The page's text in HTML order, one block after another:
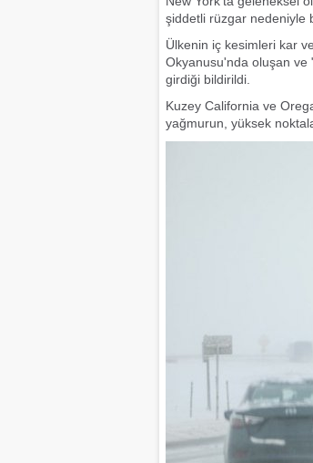
şiddetli rüzgar nedeniyle
Ülkenin iç kesimleri kar
Okyanusu'nda oluşan ve
girdiği bildirildi.
Kuzey California ve
yağmurun, yüksek